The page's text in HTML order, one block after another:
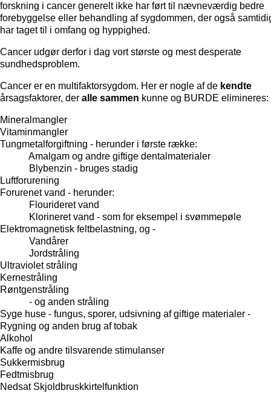
forskning i cancer generelt ikke har ført til nævneværdig bedre
forebyggelse eller behandling af sygdommen, der også
har taget til i omfang og hyppighed.
Cancer udgør derfor i dag vort største og mest desperate
sundhedsproblem.
Cancer er en multifaktorsygdom. Her er nogle af de kendte
årsagsfaktorer, der alle sammen kunne og BURDE elimineres:
Mineralmangler
Vitaminmangler
Tungmetalforgiftning - herunder i første række:
Amalgam og andre giftige dentalmaterialer
Blybenzin - bruges stadig
Luftforurening
Forurenet vand - herunder:
Flourideret vand
Klorineret vand - som for eksempel i svømmepøle
Elektromagnetisk feltbelastning, og -
Vandårer
Jordstråling
Ultraviolet stråling
Kernestråling
Røntgenstråling
- og anden stråling
Syge huse - fungus, sporer, udsivning af giftige materialer -
Rygning og anden brug af tobak
Alkohol
Kaffe og andre tilsvarende stimulanser
Sukkermisbrug
Fedtmisbrug
Nedsat Skjoldbruskkirtelfunktion